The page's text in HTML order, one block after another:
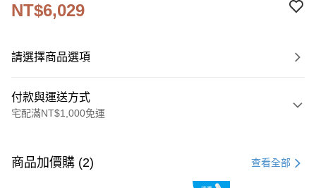
NT$6,029
請選擇商品選項
付款與運送方式
宅配滿NT$1,000免運
信用卡一次付款
商品加價購 (2) 查看全部